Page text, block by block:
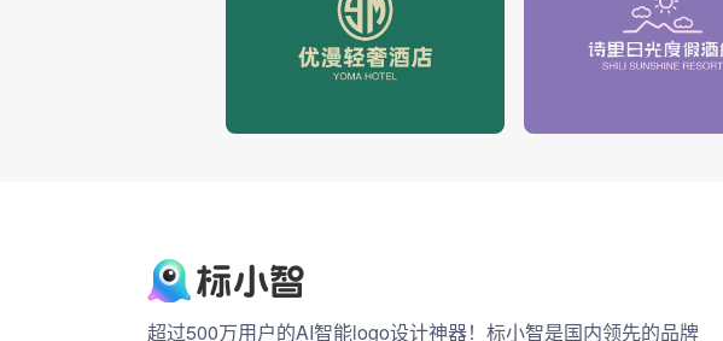
超过500万用户的AI智能logo设计神器！标小智是国内领先的品牌